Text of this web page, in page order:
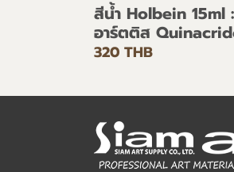
สีน้ำ Holbein 15ml
อาร์ตติส
320 THB